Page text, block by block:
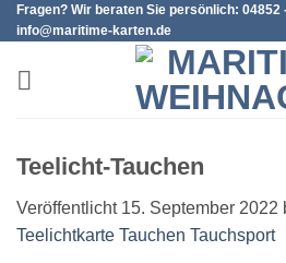
Zum
Inhalt
springen
Fragen? Wir beraten Sie persönlich: 04852
info@maritime-karten.de
Teelicht-Tauchen
Veröffentlicht 15. September 2022
Teelichtkarte Tauchen Tauchsport